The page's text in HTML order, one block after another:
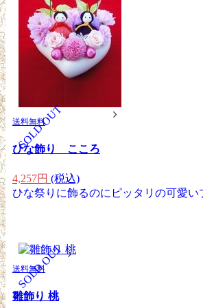
SOLD OUT
送料無料
ひな飾り こころ
4,257円 (税込)
ひな祭りに飾るのにピッタリの可愛
SOLD OUT
送料無料
雛飾り 桃